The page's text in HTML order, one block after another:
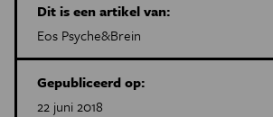
Dit is een artikel van:
Eos Psyche&Brein
Gepubliceerd op:
22 juni 2018